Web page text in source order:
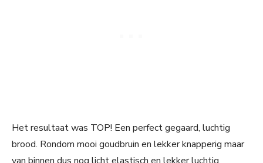
Het resultaat was TOP! Een perfect gegaard, luchtig
brood. Rondom mooi goudbruin en lekker knapperig maar